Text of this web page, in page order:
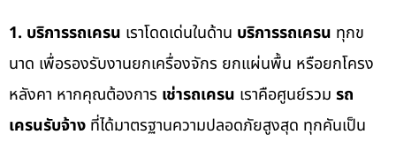
1. บริการรถเครน เราโดดเด่นในด้าน บริการรถเครน ทุกข
นาด เพื่อรองรับงานยกเครื่องจักร ยกแผ่นพื้น หรือยกโครง
หลังคา หากคุณต้องการ เช่ารถเครน เราคือศูนย์รวม รถ
เครนรับจ้าง ที่ได้มาตรฐานความปลอดภัยสูงสุด ทุกคันเป็น